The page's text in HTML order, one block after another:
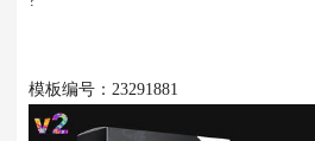
模板编号：23291881